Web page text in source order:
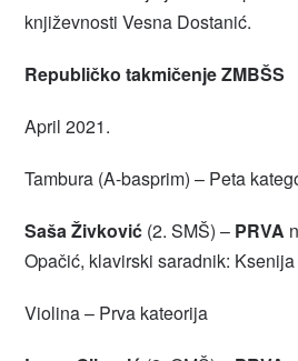
književnosti Vesna Dostanić.
Republičko takmičenje ZMBŠS
April 2021.
Tambura (A-basprim) – Peta
Saša Živković (2. SMŠ) – PRVA
Opačić, klavirski saradnik:
Violina – Prva kateorija